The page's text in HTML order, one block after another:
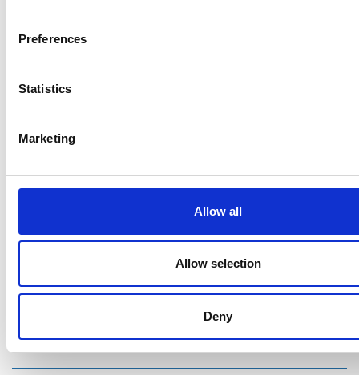
Preferences
Statistics
Marketing
Allow all
Allow selection
Deny
Sähköposti
Ristijärvi Twitterissä